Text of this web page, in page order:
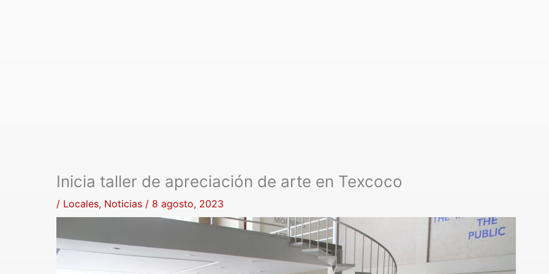
Inicia taller de apreciación de arte en Texcoco
/ Locales, Noticias / 8 agosto, 2023